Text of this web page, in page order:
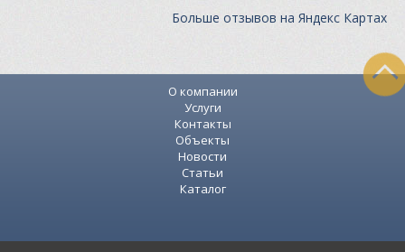
Больше отзывов на Яндекс Картах
О компании
Услуги
Контакты
Объекты
Новости
Статьи
Каталог